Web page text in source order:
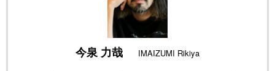
公式SNS
今泉 力哉 IMAIZUMI Rikiya